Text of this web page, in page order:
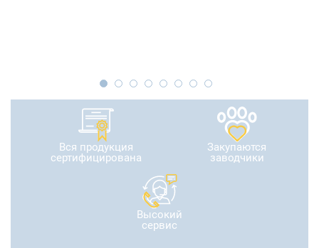
Вся продукция
сертифицирована
Закупаются
заводчики
Высокий
сервис